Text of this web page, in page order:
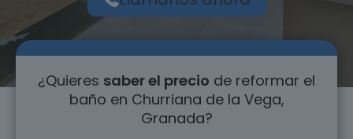
¿Quieres saber el precio de reformar el
baño en Churriana de la Vega,
Granada?